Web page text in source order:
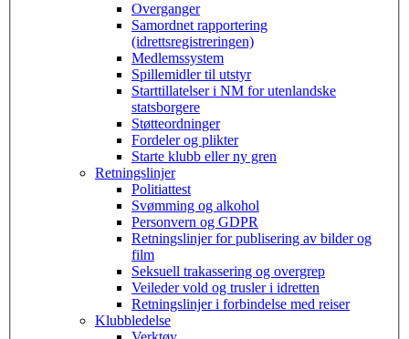
Overganger
Samordnet rapportering
(idrettsregistreringen)
Medlemssystem
Spillemidler til utstyr
Starttillatelser i NM for utenlandske
statsborgere
Støtteordninger
Fordeler og plikter
Starte klubb eller ny gren
Retningslinjer
Politiattest
Svømming og alkohol
Personvern og GDPR
Retningslinjer for publisering av bilder og
film
Seksuell trakassering og overgrep
Veileder vold og trusler i idretten
Retningslinjer i forbindelse med reiser
Klubbledelse